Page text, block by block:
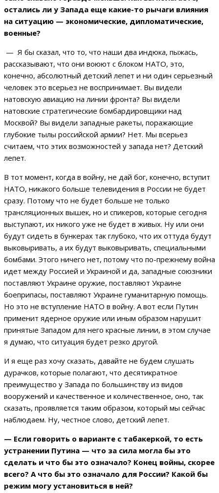
остались ли у Запада еще какие-то рычаги влияния
на ситуацию — экономические, дипломатические,
военные?
— Я бы сказал, что то, что наши два индюка, пыжась,
рассказывают, что они воюют с блоком НАТО, это,
конечно, абсолютный детский лепет и ни один серьезный
человек это всерьез не воспринимает. Вы видели
натовскую авиацию на линии фронта? Вы видели
натовские стратегические бомбардировщики над
Москвой? Вы видели западные ракеты, поражающие
глубокие тылы российской армии? Нет. Мы всерьез
считаем, что этих возможностей у запада нет? Детский
лепет.
В тот момент, когда в войну, не дай бог, конечно, вступит
НАТО, никакого больше телевидения в России не будет
сразу. Потому что не будет больше не только
трансляционных вышек, но и спикеров, которые сегодня
выступают, их никого уже не будет в живых. Ну или они
будут сидеть в бункерах так глубоко, что их оттуда будут
выковыривать, а их будут выковыривать, специальными
бомбами. Этого ничего нет, потому что по-прежнему война
идет между Россией и Украиной и да, западные союзники
поставляют Украине оружие, поставляют Украине
боеприпасы, поставляют Украине гуманитарную помощь.
Но это не вступление НАТО в войну. А вот если Путин
применит ядерное оружие или иным образом нарушит
принятые Западом для него красные линии, в этом случае
я думаю, что ситуация будет резко другой.
И я еще раз хочу сказать, давайте не будем слушать
дурачков, которые полагают, что десятикратное
преимущество у Запада по большинству из видов
вооружений и качественное и количественное, оно, так
сказать, проявляется таким образом, который мы сейчас
наблюдаем. Ну, честное слово, детский лепет.
— Если говорить о варианте с табакеркой, то есть
устранении Путина — что за сила могла бы это
сделать и что бы это означало? Конец войны, скорее
всего? А что бы это означало для России? Какой бы
режим могу установиться в ней?